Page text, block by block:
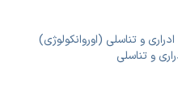
و تناسلی (اوروانکولوژی)
و تناسلی